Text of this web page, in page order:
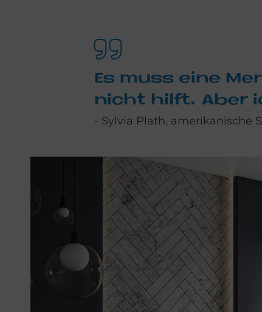
Es muss eine
nicht hil­ft. Aber
- Sylvia Plath, amerikanische